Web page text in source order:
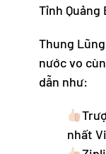
Tỉnh Quảng
Thung
nước vo
dẫn như:
nhất